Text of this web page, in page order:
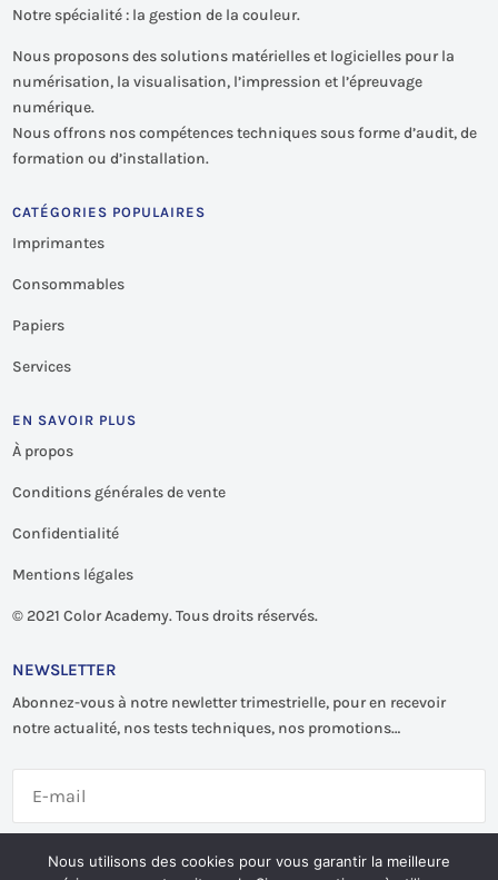
Notre spécialité : la gestion de la couleur.
Nous proposons des solutions matérielles et logicielles pour la
numérisation, la visualisation, l’impression et l’épreuvage
numérique.
Nous offrons nos compétences techniques sous forme d’audit, de
formation ou d’installation.
CATÉGORIES POPULAIRES
Imprimantes
Consommables
Papiers
Services
EN SAVOIR PLUS
À propos
Conditions générales de vente
Confidentialité
Mentions légales
© 2021 Color Academy. Tous droits réservés.
NEWSLETTER
Abonnez-vous à notre newletter trimestrielle, pour en recevoir
notre actualité, nos tests techniques, nos promotions…
S'abonner
Nous utilisons des cookies pour vous garantir la meilleure